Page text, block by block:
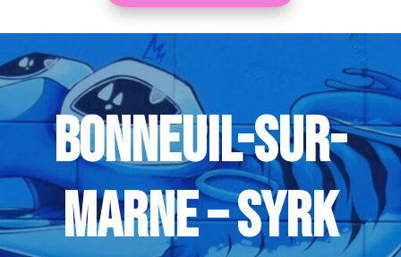
BONNEUIL-SUR-
MARNE – SYRK